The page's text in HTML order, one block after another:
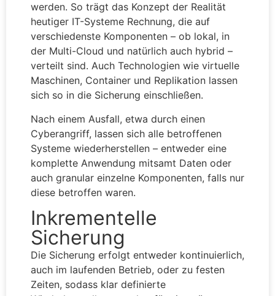
werden. So trägt das Konzept der Realität
heutiger IT-Systeme Rechnung, die auf
verschiedenste Komponenten – ob lokal, in
der Multi-Cloud und natürlich auch hybrid –
verteilt sind. Auch Technologien wie virtuelle
Maschinen, Container und Replikation lassen
sich so in die Sicherung einschließen.
Nach einem Ausfall, etwa durch einen
Cyberangriff, lassen sich alle betroffenen
Systeme wiederherstellen – entweder eine
komplette Anwendung mitsamt Daten oder
auch granular einzelne Komponenten, falls nur
diese betroffen waren.
Inkrementelle
Sicherung
Die Sicherung erfolgt entweder kontinuierlich,
auch im laufenden Betrieb, oder zu festen
Zeiten, sodass klar definierte